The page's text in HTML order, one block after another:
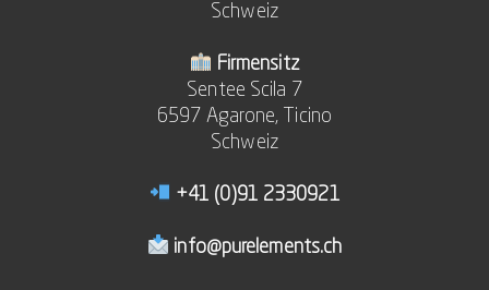
Schweiz
Firmensitz
Sentee Scila 7
6597 Agarone, Ticino
Schweiz
+41 (0)91 2330921
info@purelements.ch